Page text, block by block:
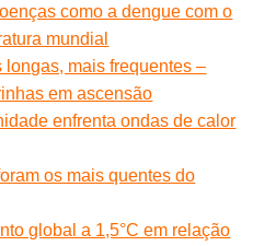
como a dengue com o
mundial
longas, mais frequentes –
em ascensão
enfrenta ondas de calor
os mais quentes do
global a 1,5°C em relação